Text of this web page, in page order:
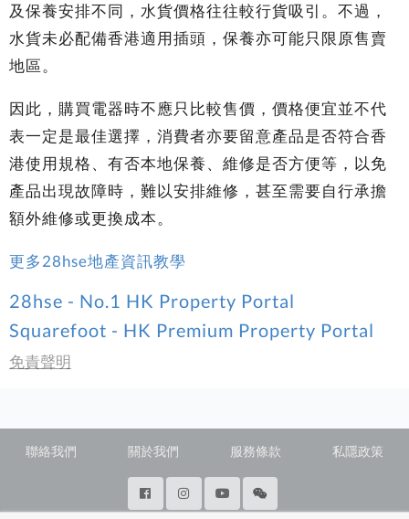
及保養安排不同，水貨價格往往較行貨吸引。不過，
水貨未必配備香港適用插頭，保養亦可能只限原售賣
地區。
因此，購買電器時不應只比較售價，價格便宜並不代
表一定是最佳選擇，消費者亦要留意產品是否符合香
港使用規格、有否本地保養、維修是否方便等，以免
產品出現故障時，難以安排維修，甚至需要自行承擔
額外維修或更換成本。
更多28hse地產資訊教學
28hse - No.1 HK Property Portal
Squarefoot - HK Premium Property Portal
免責聲明
聯絡我們 關於我們 服務條款 私隱政策